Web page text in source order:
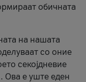
обичната
на нашата
со оние
секојдневие
Ова е уште еден